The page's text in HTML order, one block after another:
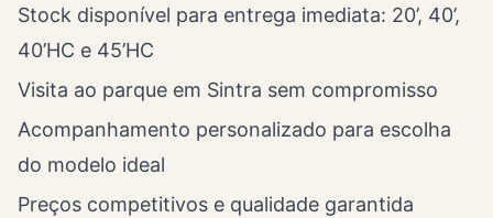
Stock disponível para entrega imediata: 20’, 40’,
40’HC e 45’HC
Visita ao parque em Sintra sem compromisso
Acompanhamento personalizado para escolha
do modelo ideal
Preços competitivos e qualidade garantida